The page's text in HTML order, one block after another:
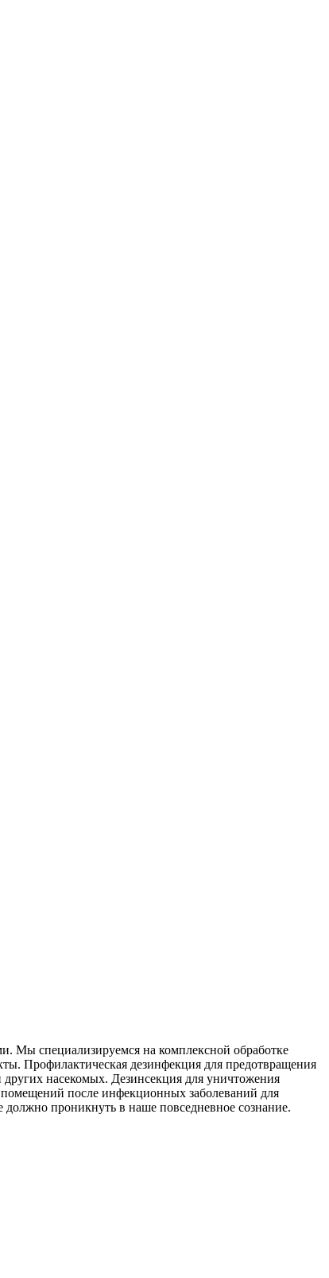
Мы специализируемся на комплексной обработке
Профилактическая дезинфекция для предотвращения
других насекомых. Дезинсекция для уничтожения
после инфекционных заболеваний для
проникнуть в наше повседневное сознание.